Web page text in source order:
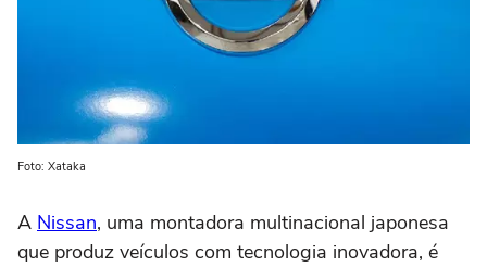
Foto: Xataka
A Nissan, uma montadora multinacional japonesa
que produz veículos com tecnologia inovadora, é